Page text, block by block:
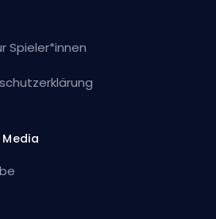
Spieler*innen